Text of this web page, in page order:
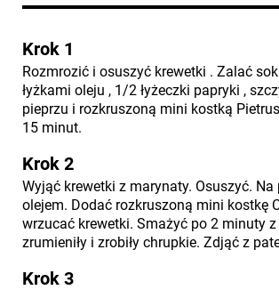
Krok 1
Rozmrozić i osuszyć krewetki . Zalać
łyżkami oleju , 1/2 łyżeczki papryki ,
pieprzu i rozkruszoną mini kostką
15 minut.
Krok 2
Wyjąć krewetki z marynaty. Osuszyć.
olejem. Dodać rozkruszoną mini kostkę
wrzucać krewetki. Smażyć po 2 minuty
zrumieniły i zrobiły chrupkie. Zdjąć z
Krok 3